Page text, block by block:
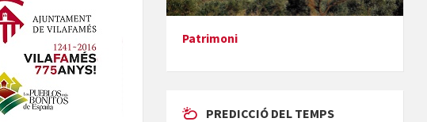
mare&quot;, d'Emma Zafon
Patrimoni
PREDICCIÓ DEL TEMPS